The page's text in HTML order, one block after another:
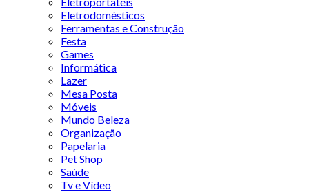
Eletrodomésticos
Ferramentas e Construção
Festa
Games
Informática
Lazer
Mesa Posta
Móveis
Mundo Beleza
Organização
Papelaria
Pet Shop
Saúde
Tv e Vídeo